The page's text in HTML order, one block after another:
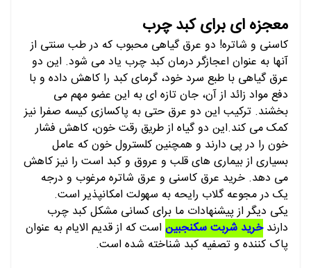
معجزه ای برای کبد چرب
کاسنی و شاتره! دو عرق گیاهی محبوب که در طب سنتی از
آنها به عنوان اعجازگر درمان کبد چرب یاد می شود. این دو
عرق گیاهی با طبع سرد خود، گرمای کبد را کاهش داده و با
دفع مواد زائد از آن، جان تازه ای به این عضو مهم می
بخشند. ترکیب این دو عرق حتی به پاکسازی کیسه صفرا نیز
کمک می کند.این دو گیاه از طریق رقت خون، کاهش فشار
خون را در پی دارند و همچنین کلسترول خون که عامل
بسیاری از بیماری های قلب و عروق و کبد است را نیز کاهش
می دهد. خرید عرق کاسنی و عرق شاتره مرغوب و درجه
یک در مجوعه گلاب رایحه به سهولت امکانپذیر است.
یکی دیگر از پیشنهادات ما برای کسانی مشکل کبد چرب
دارندخرید شربت سکنجبین است که از قدیم الایام به عنوان
پاک کننده و تصفیه کبد شناخته شده است.